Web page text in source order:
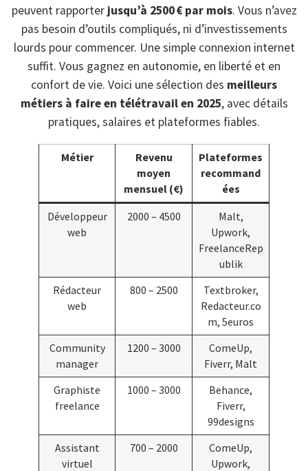
peuvent rapporter jusqu’à 2500 € par mois. Vous n’avez
pas besoin d’outils compliqués, ni d’investissements
lourds pour commencer. Une simple connexion internet
suffit. Vous gagnez en autonomie, en liberté et en
confort de vie. Voici une sélection des meilleurs
métiers à faire en télétravail en 2025, avec détails
pratiques, salaires et plateformes fiables.
Métier
Revenu
moyen
mensuel (€)
Plateformes
recommand
ées
Développeur
web
2000 – 4500
Malt,
Upwork,
FreelanceRep
ublik
Rédacteur
web
800 – 2500
Textbroker,
Redacteur.co
m, 5euros
Community
manager
1200 – 3000
ComeUp,
Fiverr, Malt
Graphiste
freelance
1000 – 3000
Behance,
Fiverr,
99designs
Assistant
virtuel
700 – 2000
ComeUp,
Upwork,